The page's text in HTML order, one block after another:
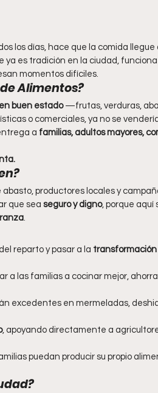
los días, hace que la comida llegue
ya es tradición en la ciudad,
momentos difíciles.
Alimentos?
buen estado —frutas, verduras,
o comerciales, ya no se
a familias, adultos mayores,
productores locales y
que sea seguro y digno, porque aquí
reparto y pasar a la transformación
a las familias a cocinar mejor,
excedentes en mermeladas,
, apoyando directamente a
puedan producir su propio